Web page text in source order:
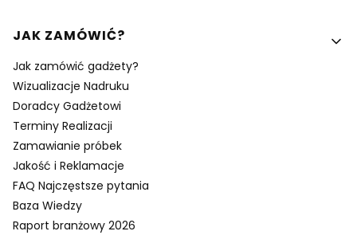
Linki w stopce
JAK ZAMÓWIĆ?
Jak zamówić gadżety?
Wizualizacje Nadruku
Doradcy Gadżetowi
Terminy Realizacji
Zamawianie próbek
Jakość i Reklamacje
FAQ Najczęstsze pytania
Baza Wiedzy
Raport branżowy 2026